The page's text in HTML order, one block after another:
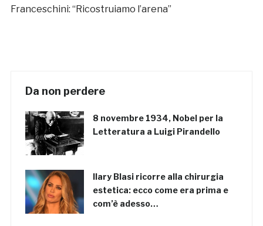
Franceschini: “Ricostruiamo l’arena”
Da non perdere
8 novembre 1934, Nobel per la
Letteratura a Luigi Pirandello
Ilary Blasi ricorre alla chirurgia
estetica: ecco come era prima e
com’è adesso…